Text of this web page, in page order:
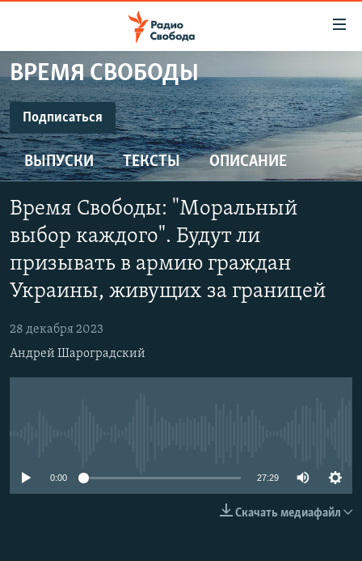
упрощенного
доступа
Вернуться
к
основному
содержанию
Вернутся
главной
навигации
Вернутся
поиску
ПРОГРАММЫ
ПОДКАСТЫ
АВТОРСКИЕ ПРОЕКТЫ
ЦИТАТЫ СВОБОДЫ
МНЕНИЯ
КУЛЬТУРА
IDEL.РЕАЛИИ
КАВКАЗ.РЕАЛИИ
СЕВЕР.РЕАЛИИ
СИБИРЬ.РЕАЛИИ
РАСПИСАНИЕ ВЕЩАНИЯ
ВРЕМЯ СВОБОДЫ
Подписаться
ПОДПИСАТЬСЯ
SoundCloud
CastBox
YouTube
Подписаться
ВЫПУСКИ ТЕКСТЫ ОПИСАНИЕ
Время Свободы: "Моральный
выбор каждого". Будут ли
призывать в армию граждан
Украины, живущих за границей
28 декабря 2023
Андрей Шароградский
0:00 27:29
Скачать медиафайл